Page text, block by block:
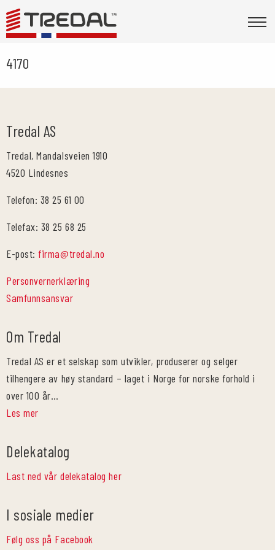
4170
Tredal AS
Tredal, Mandalsveien 1910
4520 Lindesnes
Telefon: 38 25 61 00
Telefax: 38 25 68 25
E-post:firma@tredal.no
Personvernerklæring
Samfunnsansvar
Om Tredal
Tredal AS er et selskap som utvikler, produserer og selger
tilhengere av høy standard – laget i Norge for norske forhold i
over 100 år…
Les mer
Delekatalog
Last ned vår delekatalog her
I sosiale medier
Følg oss på Facebook